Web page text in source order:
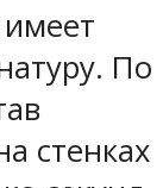
По
стенках